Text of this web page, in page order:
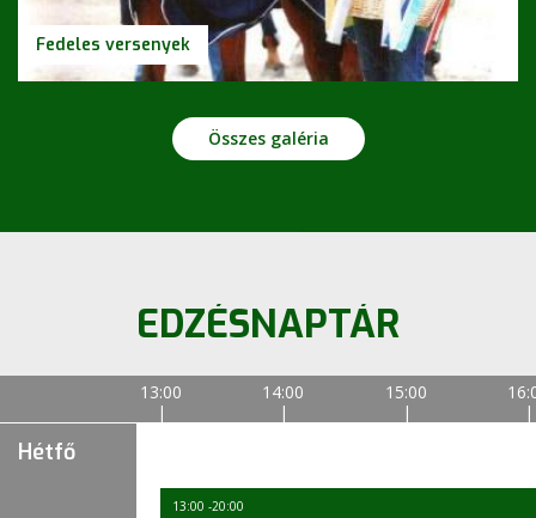
Fedeles versenyek
Összes galéria
EDZÉSNAPTÁR
13:00 14:00 15:00
Hétfő
13:00 -20:00